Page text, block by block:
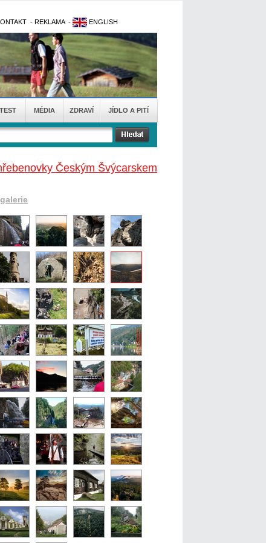
- REKLAMA - ENGLISH
TEST MÉDIA ZDRAVÍ JÍDLO A PITÍ
Českým Švýcarskem